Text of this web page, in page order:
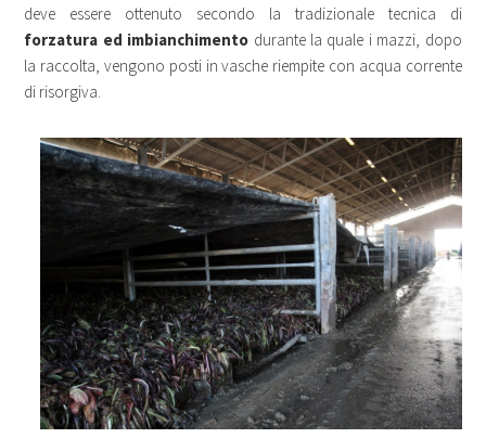
deve essere ottenuto secondo la tradizionale tecnica di
forzatura ed imbianchimento durante la quale i mazzi, dopo
la raccolta, vengono posti in vasche riempite con acqua corrente
di risorgiva.